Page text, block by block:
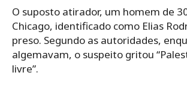
O suposto atirador, um homem de
Chicago, identificado como Elias
preso. Segundo as autoridades,
algemavam, o suspeito gritou
livre”.